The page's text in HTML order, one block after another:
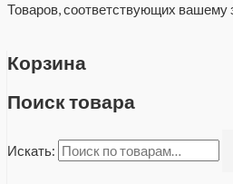
Товаров, соответствующих вашему
Корзина
Поиск товара
Искать: